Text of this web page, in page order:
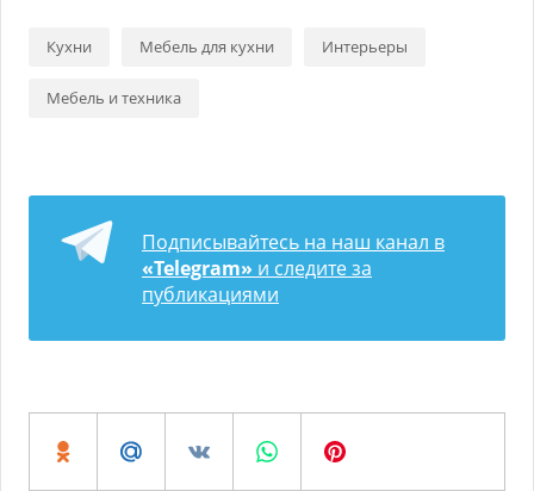
Кухни Мебель для кухни Интерьеры
Мебель и техника
Подписывайтесь на наш канал в
«Telegram» и следите за
публикациями